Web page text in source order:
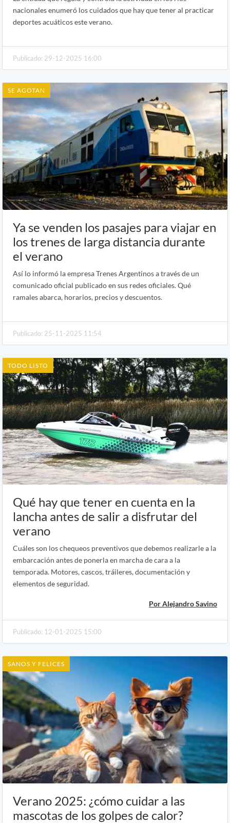
nacionales enumeró los cuidados que hay que tener al practicar
deportes acuáticos este verano.
Publicado: 29-12-2025 16:00
SE AGOTAN
Ya se venden los pasajes para viajar en
los trenes de larga distancia durante
el verano
Así lo informó la empresa Trenes Argentinos a través de un
comunicado oficial publicado en sus redes oficiales. Qué
ramales abarca, horarios, precios y descuentos.
Publicado: 25-11-2025 11:54
TODO LISTO
Qué hay que tener en cuenta en la
lancha antes de salir a disfrutar del
verano
Cuáles son los chequeos preventivos que debemos realizarle a la
embarcación antes de ponerla en marcha de cara a la
temporada. Motores, cascos, tráileres, documentación y
elementos de seguridad.
Por Alejandro Savino
Publicado: 12-01-2025 15:00
SANOS Y FELICES
Verano 2025: ¿cómo cuidar a las
mascotas de los golpes de calor?